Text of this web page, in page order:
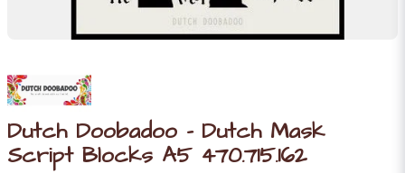
Dutch Doobadoo - Dutch Mask
Script Blocks A5 470.715.162